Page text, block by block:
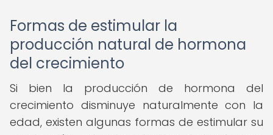
Formas de estimular la
producción natural de hormona
del crecimiento
Si bien la producción de hormona del
crecimiento disminuye naturalmente con la
edad, existen algunas formas de estimular su